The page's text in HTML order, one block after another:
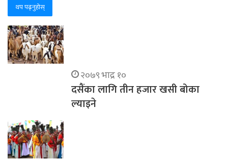
थप पढ्नुहोस्
२०७९ भाद्र १०
दसैंका लागि तीन हजार खसी बोका
ल्याइने